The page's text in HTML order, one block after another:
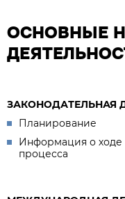
ОСНОВНЫЕ
ЗАКОНОДАТЕЛЬНАЯ
Планирование
Информация о ходе
процесса